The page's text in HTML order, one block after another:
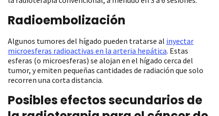
Radioembolización
Algunos tumores del hígado pueden tratarse al inyectar
microesferas radioactivas en la arteria hepática. Estas
esferas (o microesferas) se alojan en el hígado cerca del
tumor, y emiten pequeñas cantidades de radiación que solo
recorren una corta distancia.
Posibles efectos secundarios de